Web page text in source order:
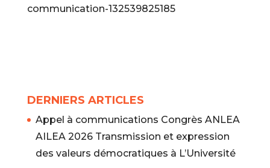
communication-132539825185
DERNIERS ARTICLES
Appel à communications Congrès ANLEA
AILEA 2026 Transmission et expression
des valeurs démocratiques à L’Université